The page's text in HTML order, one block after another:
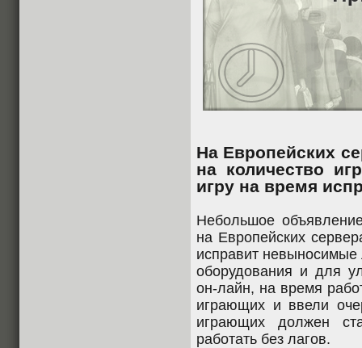
На Европейских
на количество
игру на время
Небольшое
на Европейских
исправит невыносимые
оборудования и для
он-лайн, на время
играющих и ввели
играющих должен
работать без лагов.